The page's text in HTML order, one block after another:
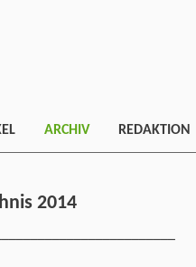
ARCHIV REDAKTION
2014